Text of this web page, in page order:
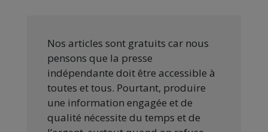
Nos articles sont gratuits car nous
pensons que la presse
indépendante doit être accessible à
toutes et tous. Pourtant, produire
une information engagée et de
qualité nécessite du temps et de